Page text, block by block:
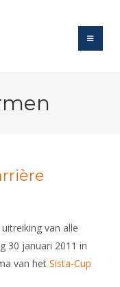
van alle
30 januari 2011 in
van het Sista-Cup